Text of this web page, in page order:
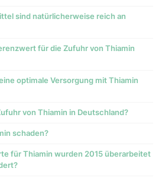
sind natürlicherweise reich an
für die Zufuhr von Thiamin
optimale Versorgung mit Thiamin
von Thiamin in Deutschland?
schaden?
für Thiamin wurden 2015 überarbeitet